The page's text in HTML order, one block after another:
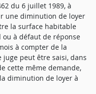
du 6 juillet 1989, à
une diminution de loyer
la surface habitable
à défaut de réponse
à compter de la
peut être saisi, dans
cette même demande,
diminution de loyer à